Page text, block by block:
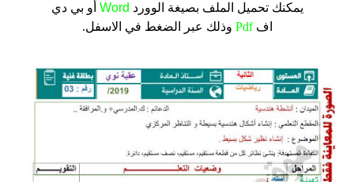
يمكنك تحميل الملف بصيغة الوورد Word أو بي دي
افPdf وذلك عبر الضغط في الاسفل.